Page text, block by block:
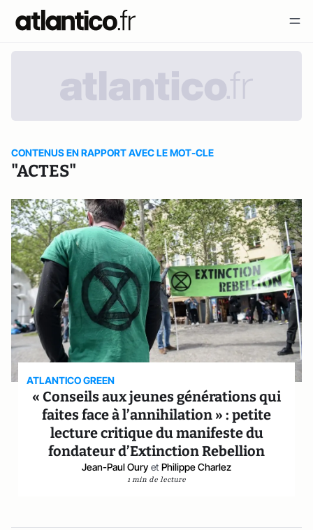
CONTENUS EN RAPPORT AVEC LE MOT-CLE
"ACTES"
ATLANTICO GREEN
« Conseils aux jeunes générations qui
faites face à l’annihilation » : petite
lecture critique du manifeste du
fondateur d’Extinction Rebellion
Jean-Paul Oury et Philippe Charlez
1 min de lecture